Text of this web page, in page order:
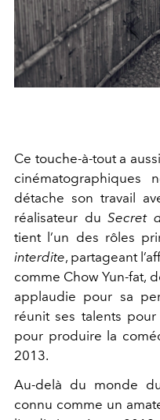
Ce touche-à-tout a
cinématographiques
détache son travail
réalisateur duSecret
tient l’un des rôles
interdite, partageant
comme Chow Yun-fat,
applaudie pour sa
réunit ses talents
pour produire la
2013.
Au-delà du monde
connu comme un